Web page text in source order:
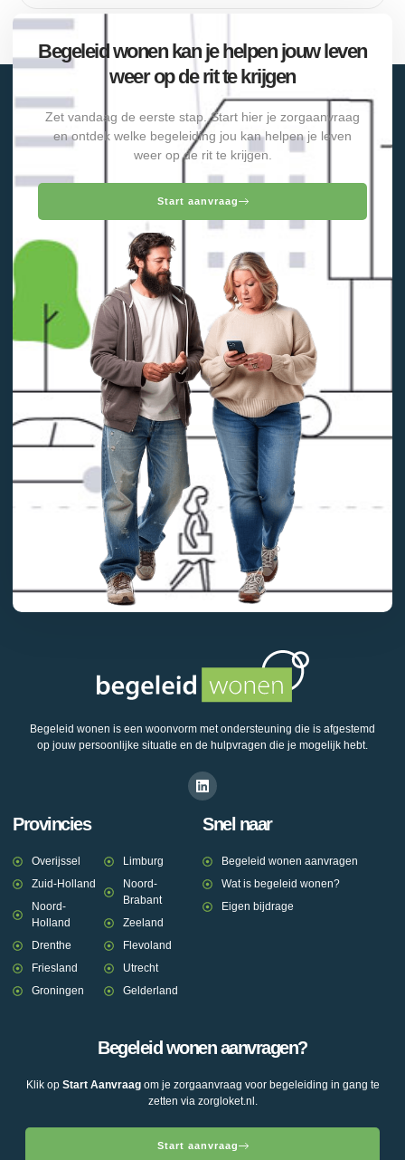
Begeleid wonen kan je helpen jouw leven
weer op de rit te krijgen
Zet vandaag de eerste stap. Start hier je zorgaanvraag
en ontdek welke begeleiding jou kan helpen je leven
weer op de rit te krijgen.
Start aanvraag
Begeleid wonen is een woonvorm met ondersteuning die is afgestemd
op jouw persoonlijke situatie en de hulpvragen die je mogelijk hebt.
Provincies
Overijssel
Zuid-Holland
Noord-
Holland
Drenthe
Friesland
Groningen
Limburg
Noord-
Brabant
Zeeland
Flevoland
Utrecht
Gelderland
Snel naar
Begeleid wonen aanvragen
Wat is begeleid wonen?
Eigen bijdrage
Begeleid wonen aanvragen?
Klik op Start Aanvraagom je zorgaanvraag voor begeleiding in gang te
zetten via zorgloket.nl.
Start aanvraag